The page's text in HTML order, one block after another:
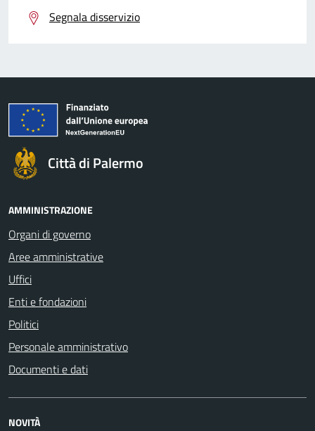
Segnala disservizio
Città di Palermo
AMMINISTRAZIONE
Organi di governo
Aree amministrative
Uffici
Enti e fondazioni
Politici
Personale amministrativo
Documenti e dati
NOVITÀ